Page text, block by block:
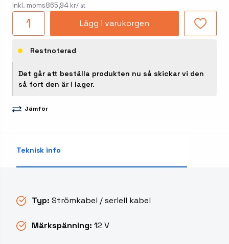
Inkl. moms865,94 kr/ st
Lägg i varukorgen
Restnoterad
Det går att beställa produkten nu så skickar vi den
så fort den är i lager.
Jämför
Teknisk info
Typ:Strömkabel / seriell kabel
Märkspänning:12 V